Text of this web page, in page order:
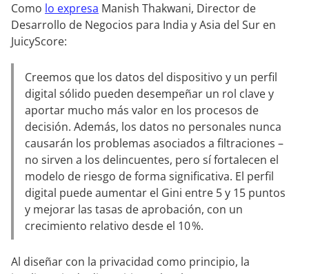
Como lo expresa Manish Thakwani, Director de
Desarrollo de Negocios para India y Asia del Sur en
JuicyScore:
Creemos que los datos del dispositivo y un perfil
digital sólido pueden desempeñar un rol clave y
aportar mucho más valor en los procesos de
decisión. Además, los datos no personales nunca
causarán los problemas asociados a filtraciones –
no sirven a los delincuentes, pero sí fortalecen el
modelo de riesgo de forma significativa. El perfil
digital puede aumentar el Gini entre 5 y 15 puntos
y mejorar las tasas de aprobación, con un
crecimiento relativo desde el 10 %.
Al diseñar con la privacidad como principio, la